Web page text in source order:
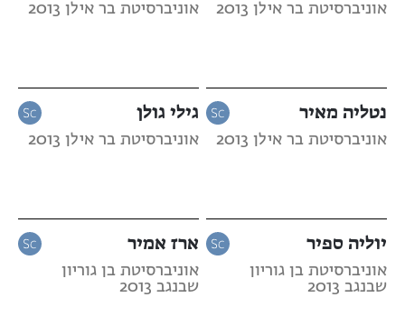
אוניברסיטת בר אילן 2013 אוניברסיטת בר אילן 2013
נטליה מאיר
אוניברסיטת בר אילן 2013
גילי גולן
אוניברסיטת בר אילן 2013
יוליה ספיר
אוניברסיטת בן גוריון
שבנגב 2013
ארז אמיר
אוניברסיטת בן גוריון
שבנגב 2013